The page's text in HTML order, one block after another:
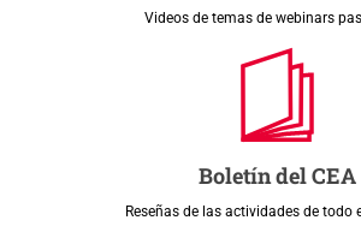
Videos de temas de webinars
Boletín del CEA
Reseñas de las actividades de todo